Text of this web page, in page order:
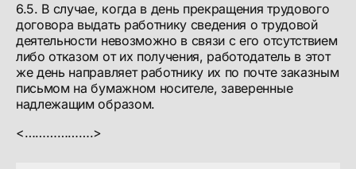
6.5. В случае, когда в день прекращения трудового
договора выдать работнику сведения о трудовой
деятельности невозможно в связи с его отсутствием
либо отказом от их получения, работодатель в этот
же день направляет работнику их по почте заказным
письмом на бумажном носителе, заверенные
надлежащим образом.
<……………….>